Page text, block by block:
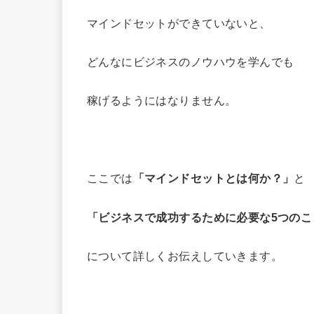
マインドセットができていないと、
どんなにビジネスのノウハウを学んでも
稼げるようにはなりません。
ここでは 「マインドセットとは何か？」 と
「ビジネスで成功するために必要な5つの
について詳しくお伝えしていきます。